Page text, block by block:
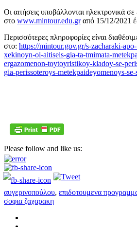
Οι αιτήσεις υποβάλλονται ηλεκτρονικά
στο www.mintour.edu.grαπό 15/12/2021
Περισσότερες πληροφορίες είναι
στο: https://mintour.gov.gr/s-zacharaki-
xekinoyn-oi-aitiseis-gia-ta-tmimata-
ergazomenon-toytoyristikoy-kladoy-se-
gia-perissoteroys-metekpaideyomenoys-se-
Please follow and like us:
αυγερινοπούλου, επιδοτουμενα
σοφια ζαχαρακη